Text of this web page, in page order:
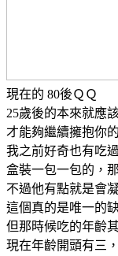
現在的 80後ＱＱ
25歲後的本來就應
才能夠繼續擁抱你
我之前好奇也有吃
盒裝一包一包的，
不過他有點就是會
這個真的是唯一的
但那時候吃的年齡
現在年齡開頭有三